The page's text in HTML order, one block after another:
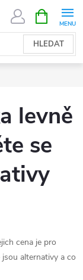
HLEDAT
NÁKUPNÍ
KOŠÍK
levně
se
cena je pro
alternativy a co